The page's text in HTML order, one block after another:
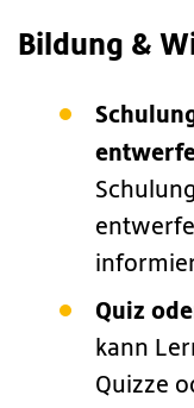
Bildung &
Quiz
kann
Quizze